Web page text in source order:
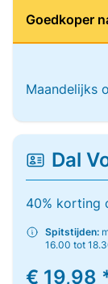
Goedkoper
Maandelijks
Dal
40% korting
Spitstijden:
16.00 tot
€ 19,98